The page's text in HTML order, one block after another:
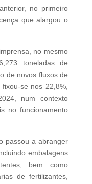
no primeiro
que alargou o
no mesmo
toneladas de
de novos fluxos de
se nos 22,8%,
num contexto
no funcionamento
passou a abranger
embalagens
bem como
de fertilizantes,